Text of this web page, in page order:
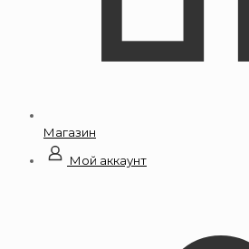
Магазин
Мой аккаунт